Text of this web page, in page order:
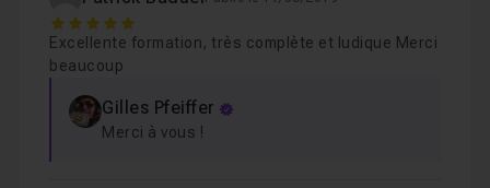
Chapitre 7 : Les Menus en détail et autres options
Chapitre 8 : Les calques
5
Excellente formation, très complète et ludique Merci
beaucoup
Gilles Pfeiffer
Merci à vous !